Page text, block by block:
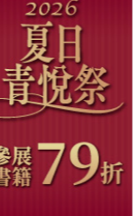
來更能帶來巨大成
執著於解決方案。
作限制，